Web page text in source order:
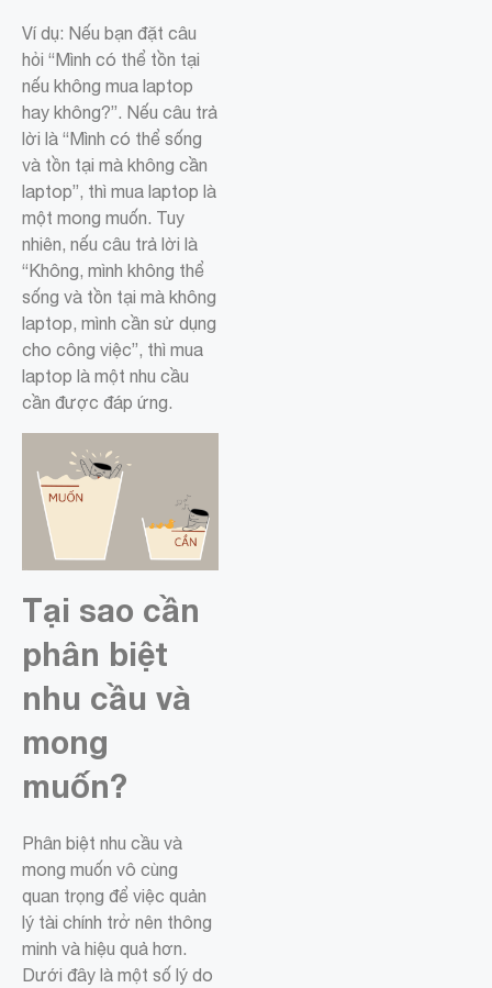
Ví dụ: Nếu bạn đặt câu
hỏi “Mình có thể tồn tại
nếu không mua laptop
hay không?”. Nếu câu trả
lời là “Mình có thể sống
và tồn tại mà không cần
laptop”, thì mua laptop là
một mong muốn. Tuy
nhiên, nếu câu trả lời là
“Không, mình không thể
sống và tồn tại mà không
laptop, mình cần sử dụng
cho công việc”, thì mua
laptop là một nhu cầu
cần được đáp ứng.
Tại sao cần
phân biệt
nhu cầu và
mong
muốn?
Phân biệt nhu cầu và
mong muốn vô cùng
quan trọng để việc quản
lý tài chính trở nên thông
minh và hiệu quả hơn.
Dưới đây là một số lý do